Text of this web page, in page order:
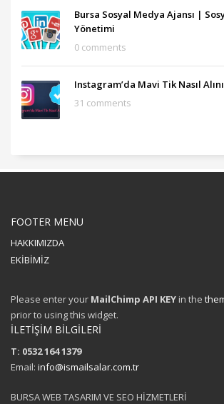
Bursa Sosyal Medya Ajansı‎ |
Yönetimi
0 comments
Instagram’da Mavi Tik Nasıl
31 comments
FOOTER MENU
HAKKIMIZDA
EKİBİMİZ
Please enter your MailChimp API KEY in the
prior to using this widget.
İLETİŞİM BİLGİLERİ
T: 0532 164 1379
Email: info@ismailsalar.com.tr
BURSA WEB TASARIM VE SEO HİZMETLERİ